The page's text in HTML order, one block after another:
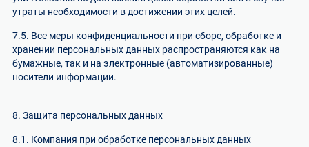
утраты необходимости в достижении этих целей.
7.5. Все меры конфиденциальности при сборе, обработке и
хранении персональных данных распространяются как на
бумажные, так и на электронные (автоматизированные)
носители информации.
8. Защита персональных данных
8.1. Компания при обработке персональных данных